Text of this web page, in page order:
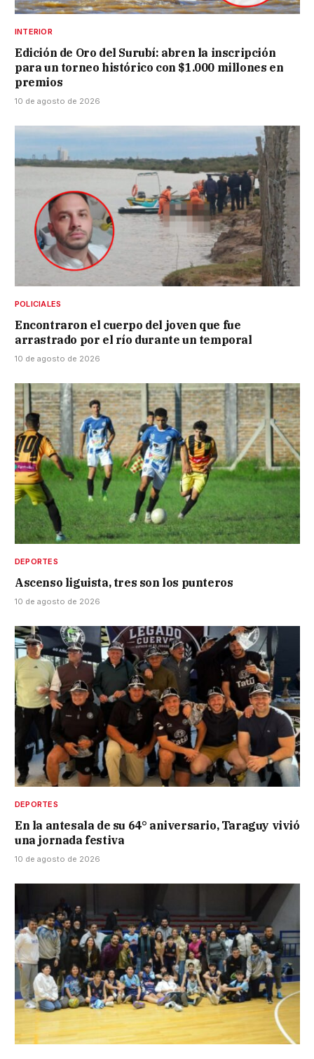
INTERIOR
Edición de Oro del Surubí: abren la inscripción
para un torneo histórico con $1.000 millones en
premios
10 de agosto de 2026
POLICIALES
Encontraron el cuerpo del joven que fue
arrastrado por el río durante un temporal
10 de agosto de 2026
DEPORTES
Ascenso liguista, tres son los punteros
10 de agosto de 2026
DEPORTES
En la antesala de su 64° aniversario, Taraguy vivió
una jornada festiva
10 de agosto de 2026